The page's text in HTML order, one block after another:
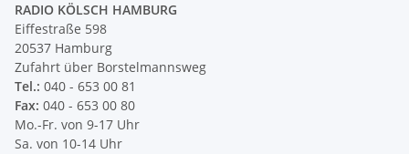
RADIO KÖLSCH HAMBURG
Eiffestraße 598
20537 Hamburg
Zufahrt über Borstelmannsweg
Tel.: 040 - 653 00 81
Fax: 040 - 653 00 80
Mo.-Fr. von 9-17 Uhr
Sa. von 10-14 Uhr